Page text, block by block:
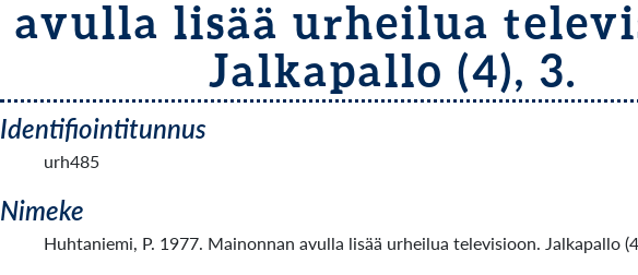
avulla lisää urheilua
Jalkapallo (4), 3.
Identifiointitunnus
urh485
Nimeke
Huhtaniemi, P. 1977. Mainonnan avulla lisää urheilua televisioon. Jalkapallo